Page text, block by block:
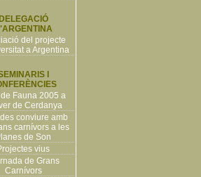
DELEGACIÓ
del projecte
a Argentina
I
Fauna 2005 a
de Cerdanya
conviure amb
carnívors a les
de Son
vius
de Grans
Carnívors